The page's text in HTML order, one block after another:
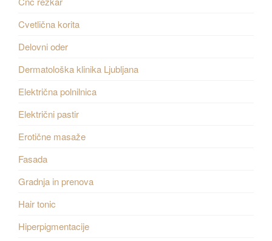
Cvetlična korita
Delovni oder
Dermatološka klinika Ljubljana
Električna polnilnica
Električni pastir
Erotične masaže
Fasada
Gradnja in prenova
Hair tonic
Hiperpigmentacije